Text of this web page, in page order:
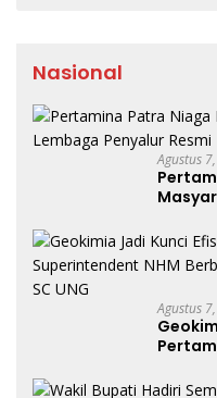
Nasional
Agustus
Agustus